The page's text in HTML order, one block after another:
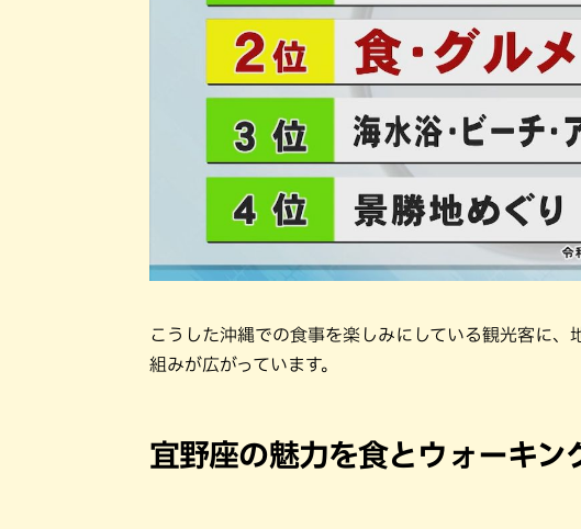
こうした沖縄での食事を楽しみにしている観光客に、
組みが広がっています。
宜野座の魅力を食とウォーキン